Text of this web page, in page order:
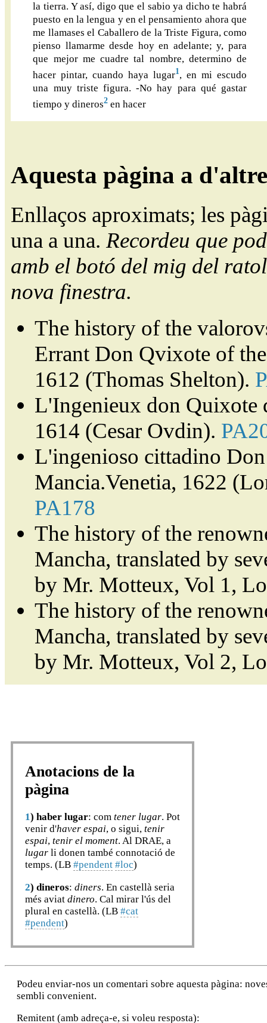
la tierra. Y así, digo que el sabio ya dicho te habrá
puesto en la lengua y en el pensamiento ahora que
me llamases el Caballero de la Triste Figura, como
pienso llamarme desde hoy en adelante; y, para
que mejor me cuadre tal nombre, determino de
hacer pintar, cuando haya lugar1, en mi escudo
una muy triste figura. -No hay para qué gastar
tiempo y dineros2 en hacer
Aquesta pàgina a
Enllaços aproximats; les
una a una.Recordeu que
amb el botó del mig del
nova finestra.
The history of the
Errant Don Qvixote of
1612 (Thomas Shelton).
L'Ingenieux don Quixote
1614 (Cesar Ovdin).
L'ingenioso cittadino
Mancia.Venetia, 1622
PA178
The history of the
Mancha, translated by
by Mr. Motteux, Vol 1,
The history of the
Mancha, translated by
by Mr. Motteux, Vol 2,
Anotacions de la
pàgina
1) haber lugar: com tener lugar. Pot
venir d'haver espai, o sigui, tenir
espai, tenir el moment. Al DRAE, a
lugar li donen també connotació de
temps. (LB #pendent #loc)
2) dineros: diners. En castellà seria
més aviat dinero. Cal mirar l'ús del
plural en castellà. (LB #cat
#pendent)
Podeu enviar-nos un comentari sobre aquesta pàgina:
sembli convenient.
Remitent (amb adreça-e, si voleu resposta):